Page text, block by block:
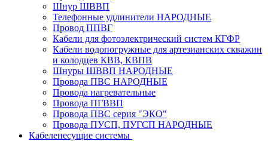
Шнур ШВВП
Телефонные удлинители НАРОДНЫЕ
Провод ППВГ
Кабели для фотоэлектрический систем КГФР
Кабели водопогружные для артезианских скважин
и колодцев КВВ, КВПВ
Шнуры ШВВП НАРОДНЫЕ
Провода ПВС НАРОДНЫЕ
Провода нагревательные
Провода ПГВВП
Провода ПВС серия "ЭКО"
Провода ПУСП, ПУГСП НАРОДНЫЕ
Кабеленесущие системы